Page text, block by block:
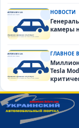
НОВОСТИ
камеры
ГЛАВНОЕ
Tesla